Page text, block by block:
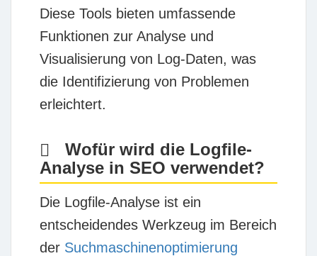
Diese Tools bieten umfassende
Funktionen zur Analyse und
Visualisierung von Log-Daten, was
die Identifizierung von Problemen
erleichtert.
Wofür wird die Logfile-
Analyse in SEO verwendet?
Die Logfile-Analyse ist ein
entscheidendes Werkzeug im Bereich
der Suchmaschinenoptimierung